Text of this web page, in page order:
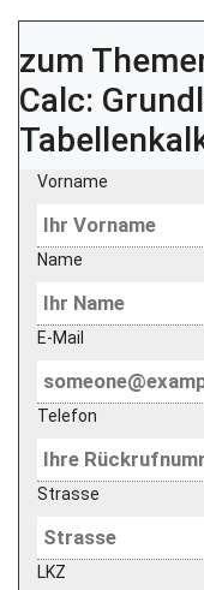
zum
Calc:
Vorname
Name
E-Mail
Telefon
Strasse
LKZ